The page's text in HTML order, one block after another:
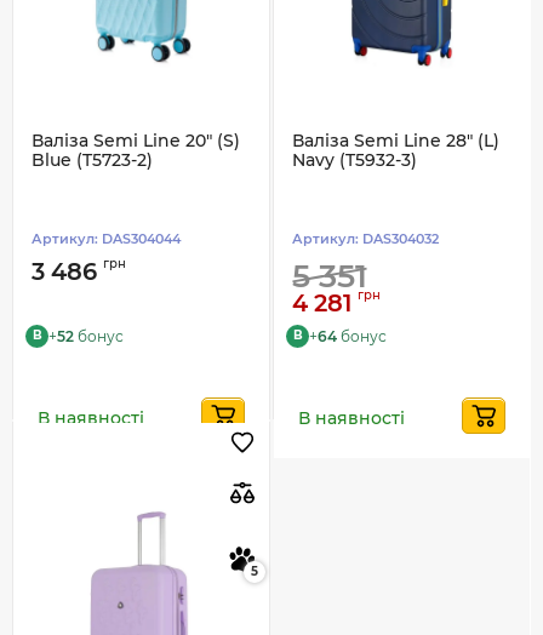
Валіза Semi Line 20" (S)
Blue (T5723-2)
Артикул: DAS304044
3 486 грн
B +52 бонус
В наявності
Валіза Semi Line 28" (L)
Navy (T5932-3)
Артикул: DAS304032
5 351
4 281 грн
B +64 бонус
В наявності
5